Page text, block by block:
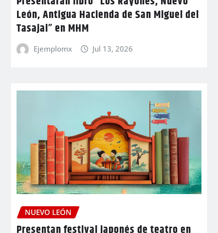
León, Antigua Hacienda de San Miguel del
Tasajal” en MHM
Ejemplomx Jul 13, 2026
NUEVO LEÓN